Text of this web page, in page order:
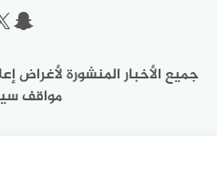
سناب
جميع الأخبار المنشورة لأغراض
مواقف